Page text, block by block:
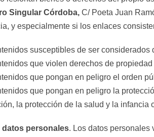
Singular Córdoba, C/ Poeta Juan
y especialmente si los enlaces
susceptibles de ser
que violen derechos de propiedad
que pongan en peligro el orden
que pongan en peligro la
la protección de la salud y la infancia
personales. Los datos